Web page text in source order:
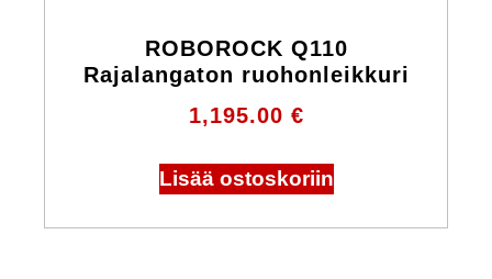
ROBOROCK Q110
Rajalangaton ruohonleikkuri
1,195.00 €
Lisää ostoskoriin